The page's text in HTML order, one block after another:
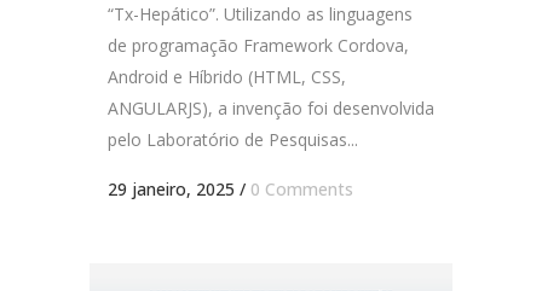
“Tx-Hepático”. Utilizando as linguagens
de programação Framework Cordova,
Android e Híbrido (HTML, CSS,
ANGULARJS), a invenção foi desenvolvida
pelo Laboratório de Pesquisas...
29 janeiro, 2025 / 0 Comments